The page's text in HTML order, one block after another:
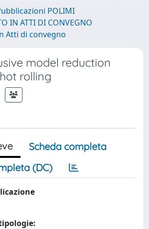
POLIMI
IN ATTI DI CONVEGNO
Atti di convegno
model reduction
rolling
Scheda completa
(DC)